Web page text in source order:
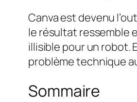
Canva est devenu
le résultat ressemble
illisible pour un robot.
problème technique
Sommaire